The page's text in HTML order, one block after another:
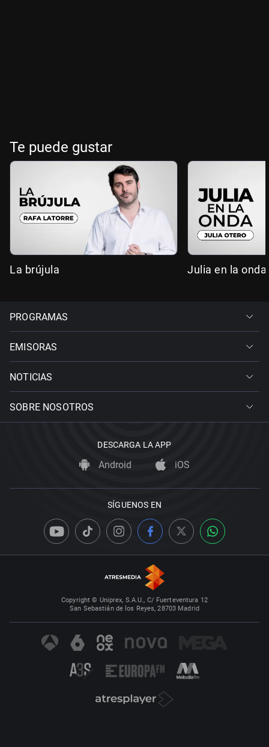
Te puede gustar
La brújula Julia en la onda
PROGRAMAS
EMISORAS
NOTICIAS
SOBRE NOSOTROS
DESCARGA LA APP
Android iOS
SÍGUENOS EN
Copyright © Uniprex, S.A.U., C/ Fuerteventura 12
San Sebastián de los Reyes, 28703 Madrid